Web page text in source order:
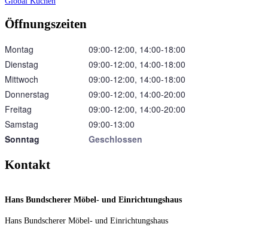
Öffnungszeiten
Montag
09:00‑12:00, 14:00‑18:00
Dienstag
09:00‑12:00, 14:00‑18:00
Mittwoch
09:00‑12:00, 14:00‑18:00
Donnerstag
09:00‑12:00, 14:00‑20:00
Freitag
09:00‑12:00, 14:00‑20:00
Samstag
09:00‑13:00
Sonntag
Geschlossen
Kontakt
Hans Bundscherer Möbel- und Einrichtungshaus
Hans Bundscherer Möbel- und Einrichtungshaus